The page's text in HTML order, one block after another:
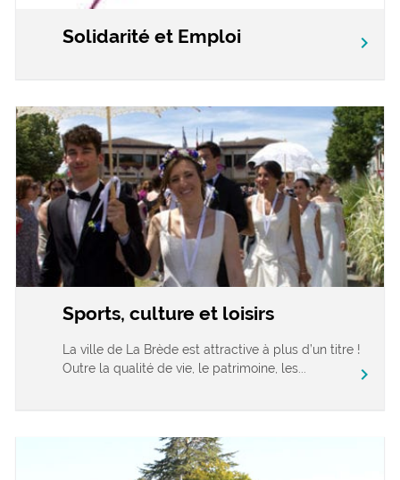
Solidarité et Emploi chevron_right
Sports, culture et loisirs
La ville de La Brède est attractive à plus d’un titre !
Outre la qualité de vie, le patrimoine, les...
chevron_right